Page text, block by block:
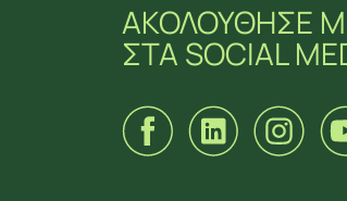
ΑΚΟΛΟΥΘΗΣΕ
ΣΤΑ SOCIAL